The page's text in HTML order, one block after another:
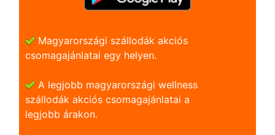
Magyarországi szállodák akciós
csomagajánlatai egy helyen.
A legjobb magyarországi wellness
szállodák akciós csomagajánlatai a
legjobb árakon.